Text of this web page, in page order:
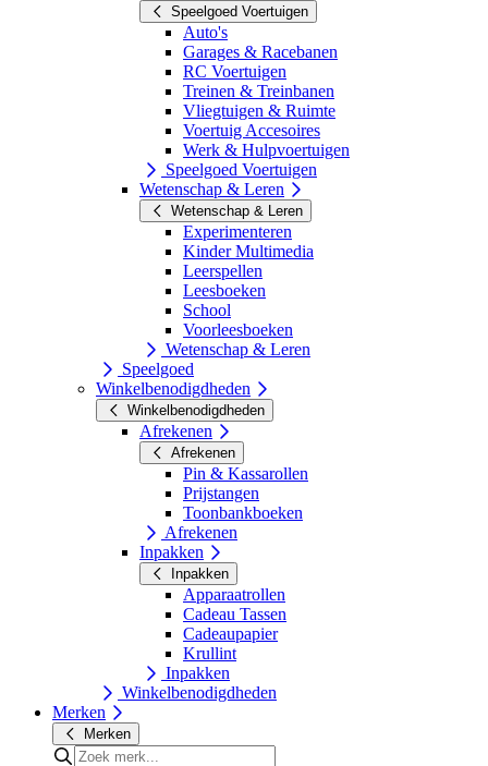
Speelgoed Voertuigen
Auto's
Garages & Racebanen
RC Voertuigen
Treinen & Treinbanen
Vliegtuigen & Ruimte
Voertuig Accesoires
Werk & Hulpvoertuigen
Speelgoed Voertuigen
Wetenschap & Leren
Wetenschap & Leren
Experimenteren
Kinder Multimedia
Leerspellen
Leesboeken
School
Voorleesboeken
Wetenschap & Leren
Speelgoed
Winkelbenodigdheden
Winkelbenodigdheden
Afrekenen
Afrekenen
Pin & Kassarollen
Prijstangen
Toonbankboeken
Afrekenen
Inpakken
Inpakken
Apparaatrollen
Cadeau Tassen
Cadeaupapier
Krullint
Inpakken
Winkelbenodigdheden
Merken
Merken